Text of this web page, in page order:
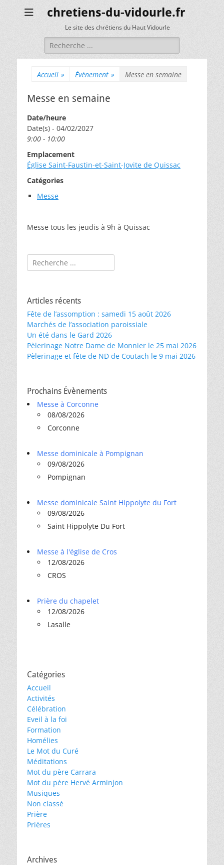
chretiens-du-vidourle.fr
Le site des chrétiens du Haut Vidourle
Rechercher :
Accueil » Évènement » Messe en semaine
Messe en semaine
Date/heure
Date(s) - 04/02/2027
9:00 - 10:00
Emplacement
Église Saint-Faustin-et-Saint-Jovite de Quissac
Catégories
Messe
Messe tous les jeudis à 9h à Quissac
Rechercher :
Articles récents
Fête de l’assomption : samedi 15 août 2026
Marchés de l’association paroissiale
Un été dans le Gard 2026
Pèlerinage Notre Dame de Monnier le 25 mai 2026
Pèlerinage et fête de ND de Coutach le 9 mai 2026
Prochains Évènements
Messe à Corconne
08/08/2026
Corconne
Messe dominicale à Pompignan
09/08/2026
Pompignan
Messe dominicale Saint Hippolyte du Fort
09/08/2026
Saint Hippolyte Du Fort
Messe à l'église de Cros
12/08/2026
CROS
Prière du chapelet
12/08/2026
Lasalle
Catégories
Accueil
Activités
Célébration
Eveil à la foi
Formation
Homélies
Le Mot du Curé
Méditations
Mot du père Carrara
Mot du père Hervé Arminjon
Musiques
Non classé
Prière
Prières
Archives